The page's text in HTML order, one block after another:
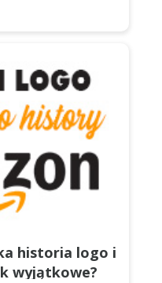
może być
czy jesteś
historia logo i
wyjątkowe?